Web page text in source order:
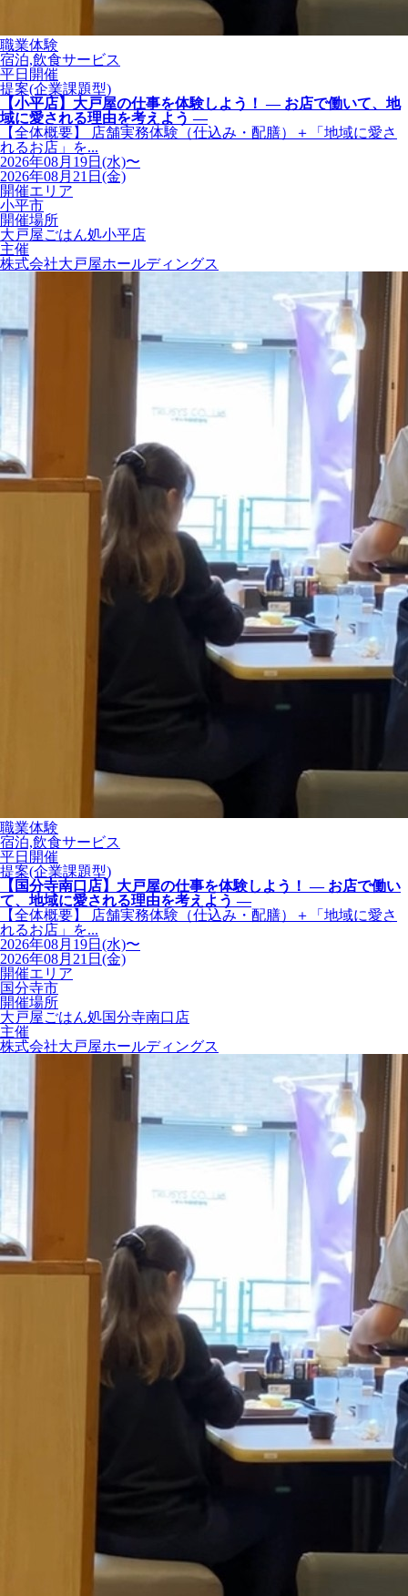
職業体験
宿泊,飲食サービス
平日開催
提案(企業課題型)
【小平店】大戸屋の仕事を体験しよう！ ― お店で働いて、地
域に愛される理由を考えよう ―
【全体概要】 店舗実務体験（仕込み・配膳）＋「地域に愛さ
れるお店」を...
2026年08月19日(水)〜
2026年08月21日(金)
開催エリア
小平市
開催場所
大戸屋ごはん処小平店
主催
株式会社大戸屋ホールディングス
職業体験
宿泊,飲食サービス
平日開催
提案(企業課題型)
【国分寺南口店】大戸屋の仕事を体験しよう！ ― お店で働い
て、地域に愛される理由を考えよう ―
【全体概要】 店舗実務体験（仕込み・配膳）＋「地域に愛さ
れるお店」を...
2026年08月19日(水)〜
2026年08月21日(金)
開催エリア
国分寺市
開催場所
大戸屋ごはん処国分寺南口店
主催
株式会社大戸屋ホールディングス